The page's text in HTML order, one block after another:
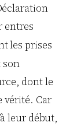
entres
les prises
son
dont le
vérité. Car
leur début,